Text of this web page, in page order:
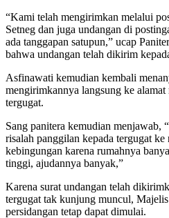
“Kami telah mengirimkan melalui
Setneg dan juga undangan di
ada tanggapan satupun,” ucap
bahwa undangan telah dikirim
Asfinawati kemudian kembali
mengirimkannya langsung ke alamat
tergugat.
Sang panitera kemudian menjawab,
risalah panggilan kepada tergugat
kebingungan karena rumahnya
tinggi, ajudannya banyak,”
Karena surat undangan telah
tergugat tak kunjung muncul,
persidangan tetap dapat dimulai.